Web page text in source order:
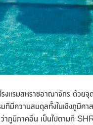
งแรมสหราชอาณาจักร ด้วย
ที่มีความสมดุลทั้งในเชิงภูมิ
าภูมิภาคอื่น เป็นไปตามที่